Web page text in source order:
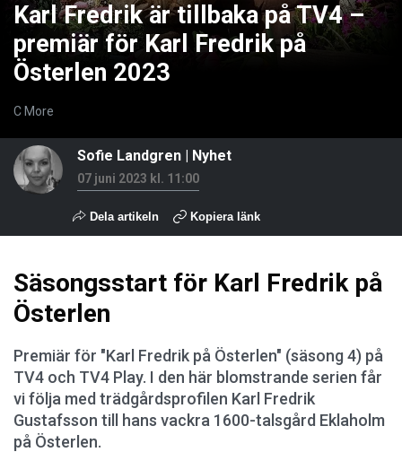
Karl Fredrik är tillbaka på TV4 –
premiär för Karl Fredrik på
Österlen 2023
C More
Sofie Landgren | Nyhet
07 juni 2023 kl. 11:00
Dela artikeln Kopiera länk
Säsongsstart för Karl Fredrik på
Österlen
Premiär för "Karl Fredrik på Österlen" (säsong 4) på
TV4 och TV4 Play. I den här blomstrande serien får
vi följa med trädgårdsprofilen Karl Fredrik
Gustafsson till hans vackra 1600-talsgård Eklaholm
på Österlen.